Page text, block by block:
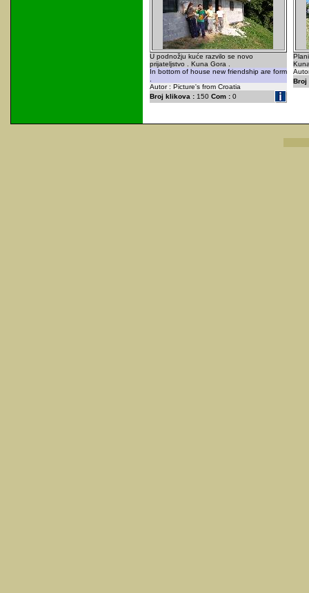
U podnožju kuće razvilo se novo
prijateljstvo . Kuna Gora .
In bottom of house new friendship are form
Autor : Picture's from Croatia
Broj klikova :150 Com :0
Broj